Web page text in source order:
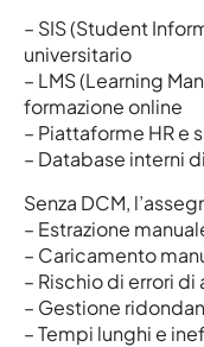
– SIS (Student
universitario
– LMS (Learning
formazione online
– Piattaforme HR e
– Database interni
Senza DCM,
– Estrazione
– Caricamento
– Rischio di errori
– Gestione
– Tempi lunghi e